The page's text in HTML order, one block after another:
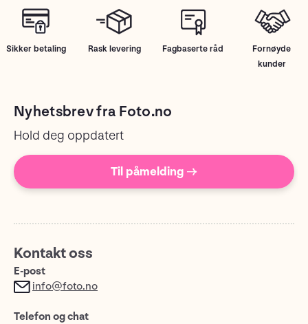
Sikker betaling Rask levering Fagbaserte råd
Fornøyde
kunder
Nyhetsbrev fra Foto.no
Hold deg oppdatert
Til påmelding →
Kontakt oss
E-post
info@foto.no
Telefon og chat